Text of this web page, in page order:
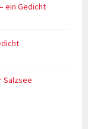
ein Gedicht
Salzsee